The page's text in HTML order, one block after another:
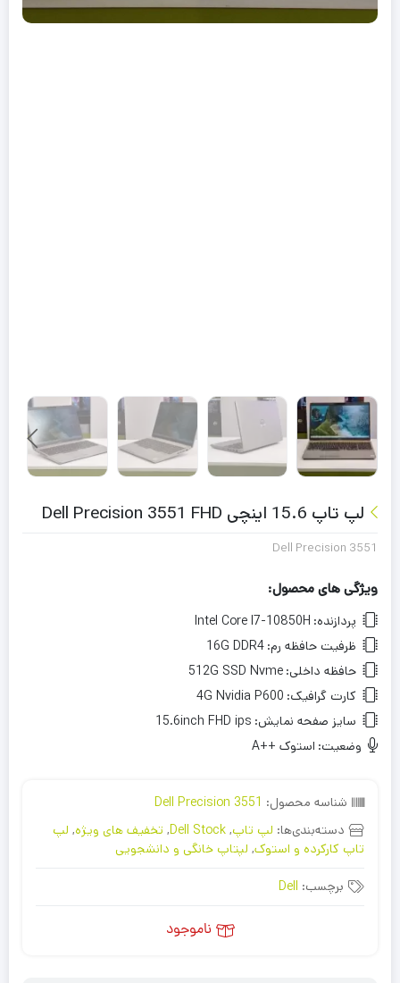
لپ تاپ 15.6 اینچی Dell Precision 3551 FHD
Dell Precision 3551
ویژگی های محصول:
پردازنده: Intel Core I7-10850H
ظرفیت حافظه رم: 16G DDR4
حافظه داخلی: 512G SSD Nvme
کارت گرافیک: 4G Nvidia P600
سایز صفحه نمایش: 15.6inch FHD ips
وضعیت: استوک ++A
شناسه محصول: Dell Precision 3551
دسته‌بندی‌ها: لپ تاپ,
Dell Stock
, تخفیف های ویژه, لپ
تاپ کارکرده و استوک, لپتاپ خانگی و دانشجویی
برچسب: Dell
ناموجود